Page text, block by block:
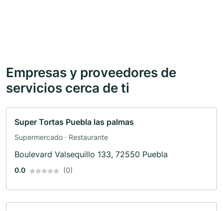
Empresas y proveedores de
servicios cerca de ti
Super Tortas Puebla las palmas
Supermercado · Restaurante
Boulevard Valsequillo 133, 72550 Puebla
0.0 (0)